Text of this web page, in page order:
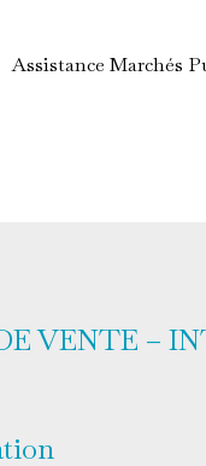
Assistance Marchés
VENTE –